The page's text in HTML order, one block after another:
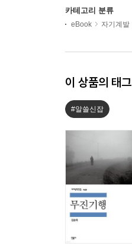
카테고리 분류
eBook 자기계발
이 상품의 태그
#알쓸신잡